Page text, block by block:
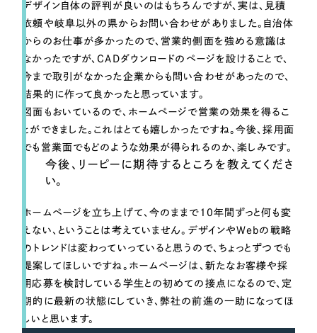
デザイン自体の評判が良いのはもちろんですが、実は、見積
依頼や岐阜以外の県からお問い合わせがありました。自治体
からのお仕事が多かったので、営業的側面を強める意識は
なかったですが、CADダウンロードのページを設けることで、
今まで取引がなかった企業からも問い合わせがあったので、
結果的に作って良かったと思っています。
図面もおいているので、ホームページで営業の効果を得るこ
とができました。これはとても嬉しかったですね。今後、採用面
でも営業面でもどのような効果が得られるのか、楽しみです。
今後、リーピーに期待するところを教えてくださ
い。
ホームページを立ち上げて、今のままで10年間ずっと何も変
えない、ということは考えていません。デザインやWebの戦略
のトレンドは変わっていっていると思うので、ちょっとずつでも
提案してほしいですね。ホームページは、新たなお客様や採
用応募を検討している学生との初めての接点になるので、定
期的に最新の状態にしていき、弊社の前進の一助になってほ
しいと思います。